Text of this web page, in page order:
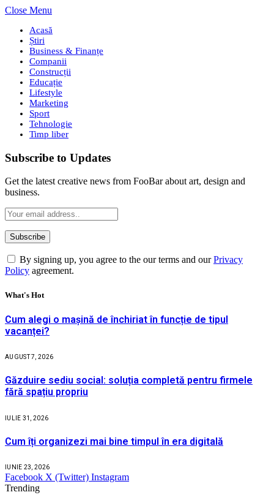
Close Menu
Acasă
Știri
Business & Finanțe
Companii
Construcții
Educație
Lifestyle
Marketing
Sport
Tehnologie
Timp liber
Subscribe to Updates
Get the latest creative news from FooBar about art, design and
business.
By signing up, you agree to the our terms and ourPrivacy
Policy agreement.
What's Hot
Cum alegi o mașină de închiriat în funcție de tipul
vacanței?
AUGUST 7, 2026
Găzduire sediu social: soluția completă pentru firmele
fără spațiu propriu
IULIE 31, 2026
Cum îți organizezi mai bine timpul în era digitală
IUNIE 23, 2026
Facebook X (Twitter) Instagram
Trending